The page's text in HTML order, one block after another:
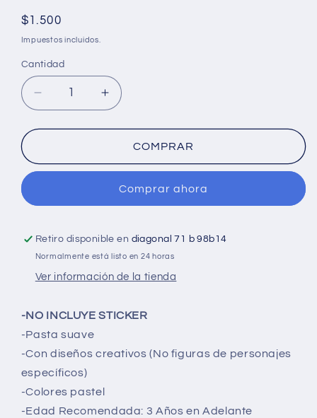
Precio
habitual
$1.500
Impuestos incluidos.
Cantidad
Cantidad
Reducir
cantidad
para
cosido
50
ferrocarril
23CM
X
18
Aumentar
cantidad
para
Cuaderno
cosido
de
50
ferrocarril
23CM
X
18
COMPRAR
Comprar ahora
Retiro disponible en diagonal 71 b 98b14
Normalmente está listo en 24 horas
Ver información de la tienda
-NO INCLUYE STICKER
-Pastasuave
-Con diseños creativos (No figuras de personajes
específicos)
-Colores pastel
-Edad Recomendada: 3 Años en Adelante